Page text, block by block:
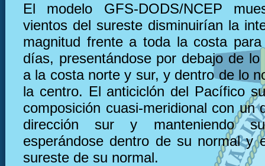
El modelo GFS-DODS/NCEP
vientos del sureste disminuirían la
magnitud frente a toda la costa
días, presentándose por debajo de lo
a la costa norte y sur, y dentro de lo
la centro. El anticiclón del Pacífico
composición cuasi-meridional con un
dirección sur y manteniendo
esperándose dentro de su normal y
sureste de su normal.